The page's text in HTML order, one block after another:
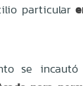
particular
se incautó